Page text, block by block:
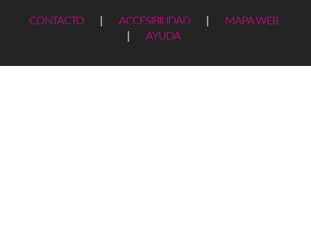
CONTACTO ACCESIBILIDAD
MAPA WEB
AYUDA